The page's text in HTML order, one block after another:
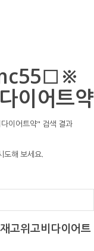
이어트약
이어트약" 검색 결과
도해 보세요.
고위고비다이어트